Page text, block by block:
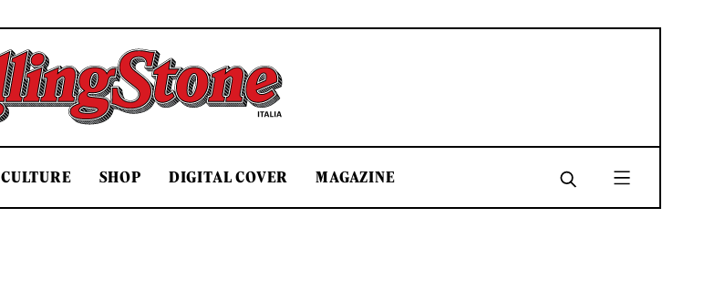
Rolling Stone Italia
CULTURE SHOP DIGITAL COVER MAGAZINE